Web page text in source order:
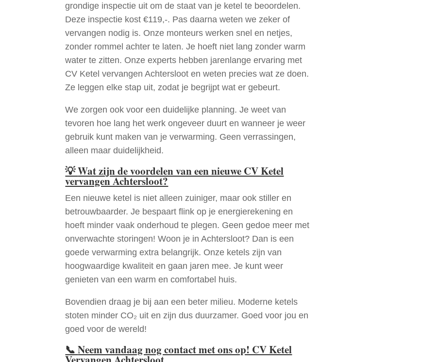
grondige inspectie uit om de staat van je ketel te beoordelen.
Deze inspectie kost €119,-. Pas daarna weten we zeker of
vervangen nodig is. Onze monteurs werken snel en netjes,
zonder rommel achter te laten. Je hoeft niet lang zonder warm
water te zitten. Onze experts hebben jarenlange ervaring met
CV Ketel vervangen Achtersloot en weten precies wat ze doen.
Ze leggen elke stap uit, zodat je begrijpt wat er gebeurt.
We zorgen ook voor een duidelijke planning. Je weet van
tevoren hoe lang het werk ongeveer duurt en wanneer je weer
gebruik kunt maken van je verwarming. Geen verrassingen,
alleen maar duidelijkheid.
💡Wat zijn de voordelen van een nieuwe CV Ketel
vervangen Achtersloot?
Een nieuwe ketel is niet alleen zuiniger, maar ook stiller en
betrouwbaarder. Je bespaart flink op je energierekening en
hoeft minder vaak onderhoud te plegen. Geen gedoe meer met
onverwachte storingen! Woon je in Achtersloot? Dan is een
goede verwarming extra belangrijk. Onze ketels zijn van
hoogwaardige kwaliteit en gaan jaren mee. Je kunt weer
genieten van een warm en comfortabel huis.
Bovendien draag je bij aan een beter milieu. Moderne ketels
stoten minder CO₂ uit en zijn dus duurzamer. Goed voor jou en
goed voor de wereld!
📞Neem vandaag nog contact met ons op! CV Ketel